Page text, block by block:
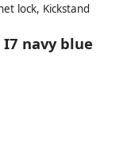
lock, Kickstand
navy blue